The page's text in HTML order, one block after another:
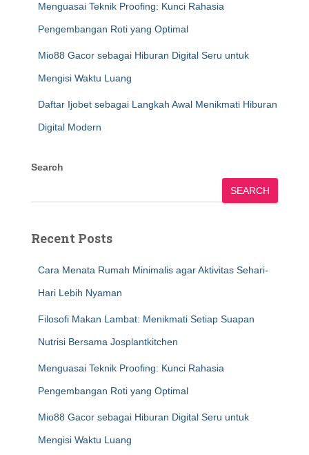
Menguasai Teknik Proofing: Kunci Rahasia
Pengembangan Roti yang Optimal
Mio88 Gacor sebagai Hiburan Digital Seru untuk
Mengisi Waktu Luang
Daftar Ijobet sebagai Langkah Awal Menikmati Hiburan
Digital Modern
Search
SEARCH
Recent Posts
Cara Menata Rumah Minimalis agar Aktivitas Sehari-
Hari Lebih Nyaman
Filosofi Makan Lambat: Menikmati Setiap Suapan
Nutrisi Bersama Josplantkitchen
Menguasai Teknik Proofing: Kunci Rahasia
Pengembangan Roti yang Optimal
Mio88 Gacor sebagai Hiburan Digital Seru untuk
Mengisi Waktu Luang